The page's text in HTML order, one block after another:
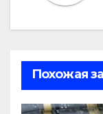
Похожая